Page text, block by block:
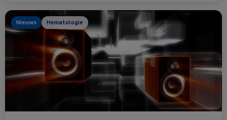
Nieuws Hematologie